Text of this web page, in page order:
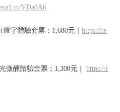
VDa6A6​
燈字體驗套票：1,680元｜https://re
微醺體驗套票；1,300元｜https://r